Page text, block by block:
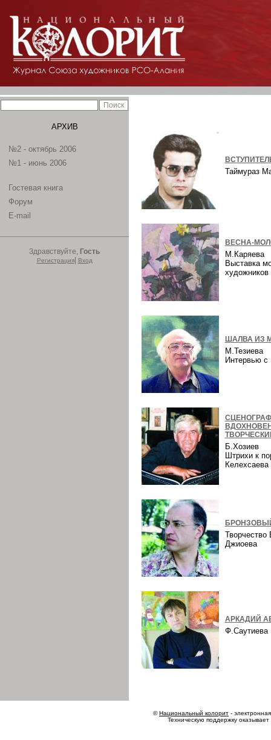
АРХИВ
№2 - октябрь 2006
№1 - июнь 2006
Гостевая книга
Форум
E-mail
Здравствуйте, Гость
Регистрация| Вход
Таймураз
ВЕСНА-
М.Каряева
Выставка
ШАЛВА ИЗ
М.Тезиева
Интервью
Б.Хозиев
Штрихи к
Творчество
Джиоева
АРКАДИЙ
©Национальный колорит -
Техническую поддержку